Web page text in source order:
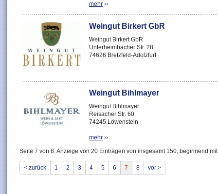
mehr ››
Weingut Birkert GbR
Weingut Birkert GbR
Unterheimbacher Str. 28
74626 Bretzfeld-Adolzfurt
Weingut Bihlmayer
Weingut Bihlmayer
Reisacher Str. 60
74245 Löwenstein
mehr ››
Seite 7 von 8. Anzeige von 20 Einträgen von insgesamt 150, beginnend
< zurück 1 2 3 4 5 6 7 8 vor >